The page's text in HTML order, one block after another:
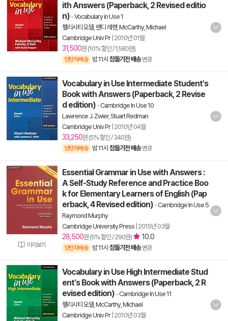
ith Answers (Paperback, 2 Revised editio
n) -Vocabulary in Use 1
펠리시티 오델 랜디 레펜 McCarthy, Michael
Cambridge Univ Pr| 2010년 01월
31,500원 (10% 할인 / 1,580원)
양탄자배송 밤 11시 잠들기전 배송 변경
Vocabulary in Use Intermediate Student's
Book with Answers (Paperback, 2 Revise
d edition) -Cambridge In Use 10
Lawrence J. Zwier,Stuart Redman
Cambridge Univ Pr| 2010년 04월
33,250원 (5% 할인 / 340원)
양탄자배송 밤 11시 잠들기전 배송 변경
미리보기
Essential Grammar in Use with Answers :
A Self-Study Reference and Practice Boo
k for Elementary Learners of English (Pap
erback, 4 Revised edition) -Cambridge In Use 5
Raymond Murphy
Cambridge University Press 2015년 03월
28,500원 (5% 할인 / 290원) 10.0
양탄자배송 밤 11시 잠들기전 배송 변경
Vocabulary in Use High Intermediate Stud
ent's Book with Answers (Paperback, 2 R
evised edition) -Cambridge In Use 11
펠리시티 오델 McCarthy, Michael
Cambridge Univ Pr| 2010년 03월